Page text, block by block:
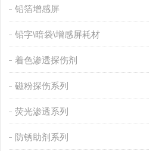
铅箔增感屏
铅字\暗袋\增感屏耗材
着色渗透探伤剂
磁粉探伤系列
荧光渗透系列
防锈助剂系列